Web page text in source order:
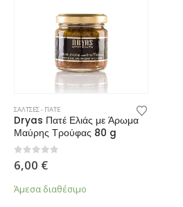
ΣΑΛΤΣΕΣ - ΠΑΤΕ
Dryas Πατέ Ελιάς με Άρωμα
Μαύρης Τρούφας 80 g
0 από 5
6,00 €
Άμεσα διαθέσιμο